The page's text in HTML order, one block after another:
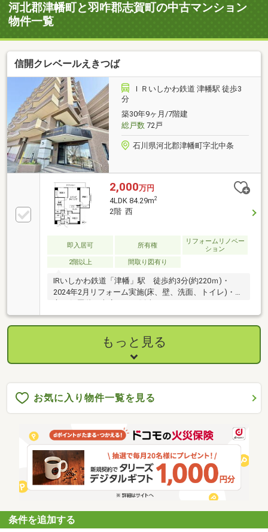
河北郡津幡町と羽咋郡志賀町の中古マンション
物件一覧
信開クレベールえきつば
ＩＲいしかわ鉄道 津幡駅 徒歩3
分
築30年9ヶ月/7階建
総戸数72戸
石川県河北郡津幡町字北中条
2,000万円
4LDK 84.29m2
2階 西
即入居可 所有権
リフォームリノベー
ション
2階以上
間取り図有り
IRいしかわ鉄道「津幡」駅 徒歩約3分(約220ｍ)・
2024年2月リフォーム実施(床、壁、洗面、トイレ)・安
もっと見る
お気に入り物件一覧を見る
条件を追加する